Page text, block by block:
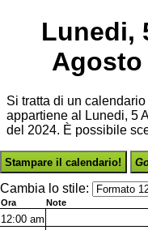
Lunedi,
Agosto
Si tratta di un
appartiene al Lunedi, 5
del 2024. È possibile
Stampare il calendario!
Cambia lo stile:
Ora Note
12:00 am